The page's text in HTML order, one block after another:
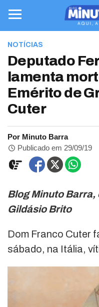
NOTÍCIAS
Deputado
lamenta
Emérito de
Cuter
Por Minuto Barra
Publicado em 29/09/19
Blog Minuto
Gildásio Brito
Dom Franco Cuter
sábado, na Itália,